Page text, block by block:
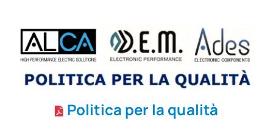
Politica per la qualità